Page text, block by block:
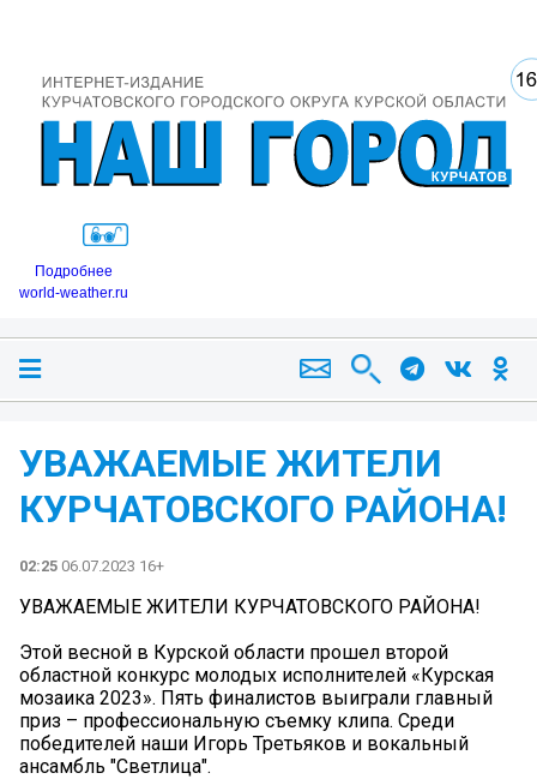
Подробнее
world-weather.ru
УВАЖАЕМЫЕ ЖИТЕЛИ
КУРЧАТОВСКОГО РАЙОНА!
02:25 06.07.2023 16+
УВАЖАЕМЫЕ ЖИТЕЛИ КУРЧАТОВСКОГО РАЙОНА!
Этой весной в Курской области прошел второй
областной конкурс молодых исполнителей «Курская
мозаика 2023». Пять финалистов выиграли главный
приз – профессиональную съемку клипа. Среди
победителей наши Игорь Третьяков и вокальный
ансамбль "Светлица".